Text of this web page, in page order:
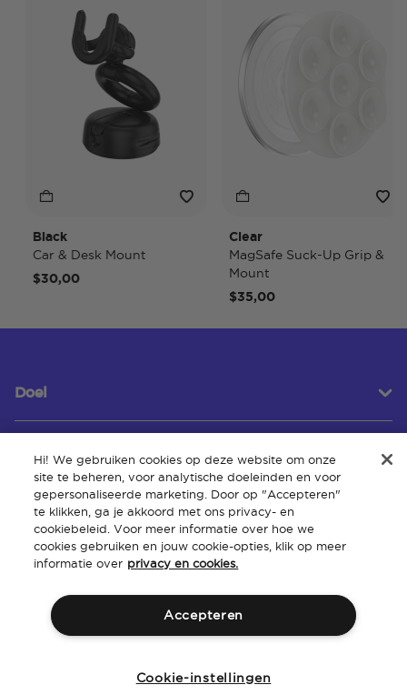
Black
Car & Desk Mount
$30,00
Clear
MagSafe Suck-Up Grip &
Mount
$35,00
Doel
Klantenservice
Over
Hi! We gebruiken cookies op deze website om onze
site te beheren, voor analytische doeleinden en voor
gepersonaliseerde marketing. Door op "Accepteren"
te klikken, ga je akkoord met ons privacy- en
cookiebeleid. Voor meer informatie over hoe we
cookies gebruiken en jouw cookie-opties, klik op meer
informatie over privacy en cookies.
Accepteren
Cookie-instellingen